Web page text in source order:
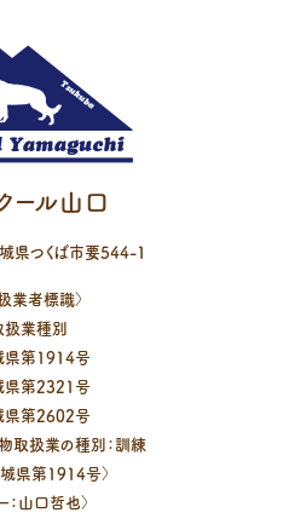
ール山口
県つくば市要544-1
業者標識〉
扱業種別
県第1914号
県第2321号
県第2602号
取扱業の種別：訓練
県第1914号〉
：山口哲也〉